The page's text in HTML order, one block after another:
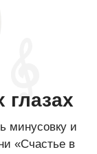
минусовку и
«Счастье в